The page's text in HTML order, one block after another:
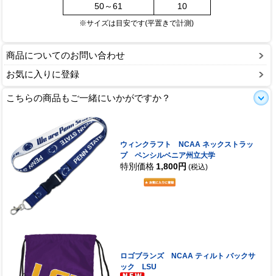
50～61
10
※サイズは目安です(平置きで計測)
商品についてのお問い合わせ
お気に入りに登録
こちらの商品もご一緒にいかがですか？
ウィンクラフト NCAA ネックストラッ
プ ペンシルベニア州立大学
特別価格 1,800円 (税込)
ロゴブランズ NCAA ティルト バックサ
ック LSU